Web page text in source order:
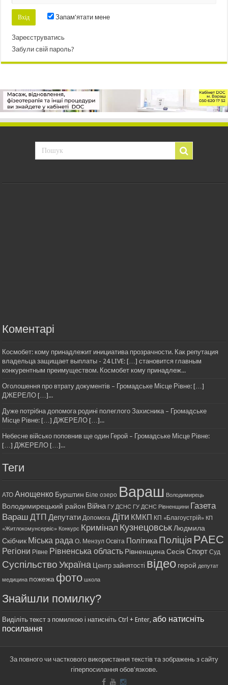
Запам'ятати мене
Зареєструватись
Забули свій пароль?
Коментарі
Космобет: кому принадлежит инициатива прозрачности. Как репутация
владельца защищает выплаты - 24 LIVE: […] становится главным
конкурентным преимуществом. Космобет кому принадлеж...
Оголошення про втрату документів – Громадське Місце Рівне: […]
ДЖЕРЕЛО […]...
Дуже потрібна допомога родині полеглого Захисника – Громадське
Місце Рівне: […] ДЖЕРЕЛО […]...
Небесне військо поповнив ще один Герой – Громадське Місце Рівне:
[…] ДЖЕРЕЛО […]...
Теги
АТО Анощенко Бурштин Біле озеро Вараш Володимирець
Володимирецький район Війна ГУ ДСНС ГУ ДСНС Рівненщини Газета
Вараш ДТП Депутати Допомога Діти КМКП КП «Благоустрій» КП
«Житлокомунсервіс» Конкурс Кримінал Кузнецовськ Людмила
Скібчик Міська рада О. Мензул Освіта ПолітикаПоліція РАЕС
Регіони Рівне Рівненська область Рівненщина Сесія Спорт Суд
Суспільство Україна Центр зайнятості відео герой депутат
медицина пожежа фото школа
Знайшли помилку?
Виділіть текст з помилкою і натисніть Ctrl + Enter,або натисніть
посилання
За повного чи часткового використання текстів та зображень з сайту
гіперпосилання обов'язкове.